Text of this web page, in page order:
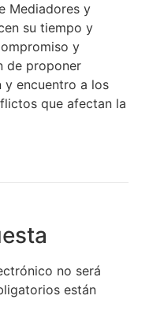
Mediadores y
su tiempo y
y
de proponer
y encuentro a los
que afectan la
no será
están